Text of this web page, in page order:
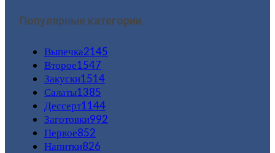
Популярные категории
Выпечка2145
Второе1547
Закуски1514
Салаты1385
Дессерт1144
Заготовки992
Первое852
Напитки826